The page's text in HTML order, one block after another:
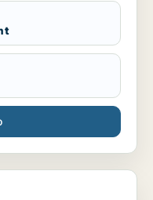
/ butiksmedarbejder /